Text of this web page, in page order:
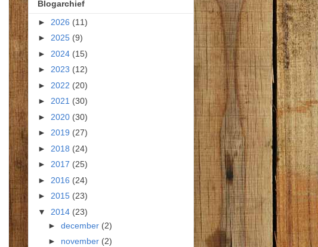
Blogarchief
► 2026 (11)
► 2025 (9)
► 2024 (15)
► 2023 (12)
► 2022 (20)
► 2021 (30)
► 2020 (30)
► 2019 (27)
► 2018 (24)
► 2017 (25)
► 2016 (24)
► 2015 (23)
▼ 2014 (23)
► december (2)
► november (2)